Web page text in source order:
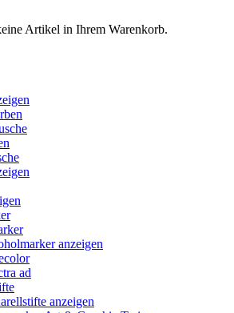
Artikel in Ihrem Warenkorb.
anzeigen
ad
anzeigen